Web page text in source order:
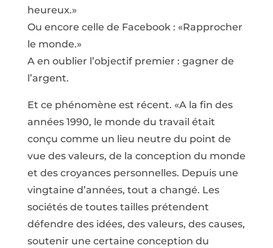
heureux.»
Ou encore celle de Facebook : «Rapprocher
le monde.»
A en oublier l’objectif premier : gagner de
l’argent.
Et ce phénomène est récent. «A la fin des
années 1990, le monde du travail était
conçu comme un lieu neutre du point de
vue des valeurs, de la conception du monde
et des croyances personnelles. Depuis une
vingtaine d’années, tout a changé. Les
sociétés de toutes tailles prétendent
défendre des idées, des valeurs, des causes,
soutenir une certaine conception du